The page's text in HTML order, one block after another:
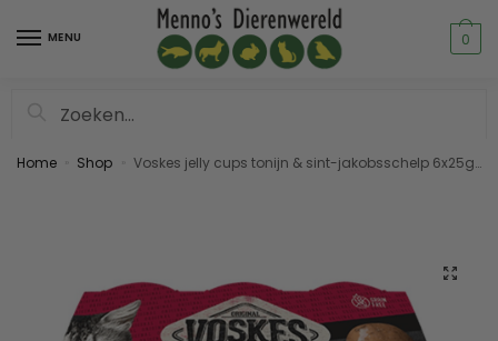
MENU 0
Home Shop Voskes jelly cups tonijn & sint-jakobsschelp 6x25gram